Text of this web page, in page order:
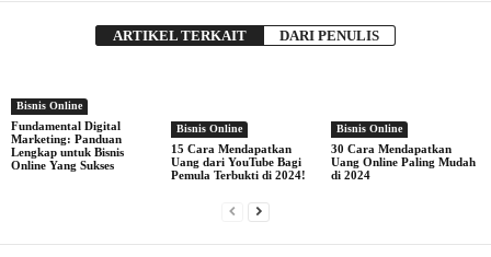
ARTIKEL TERKAIT DARI PENULIS
Bisnis Online
Fundamental Digital
Marketing: Panduan
Lengkap untuk Bisnis
Online Yang Sukses
Bisnis Online
15 Cara Mendapatkan
Uang dari YouTube Bagi
Pemula Terbukti di 2024!
Bisnis Online
30 Cara Mendapatkan
Uang Online Paling Mudah
di 2024